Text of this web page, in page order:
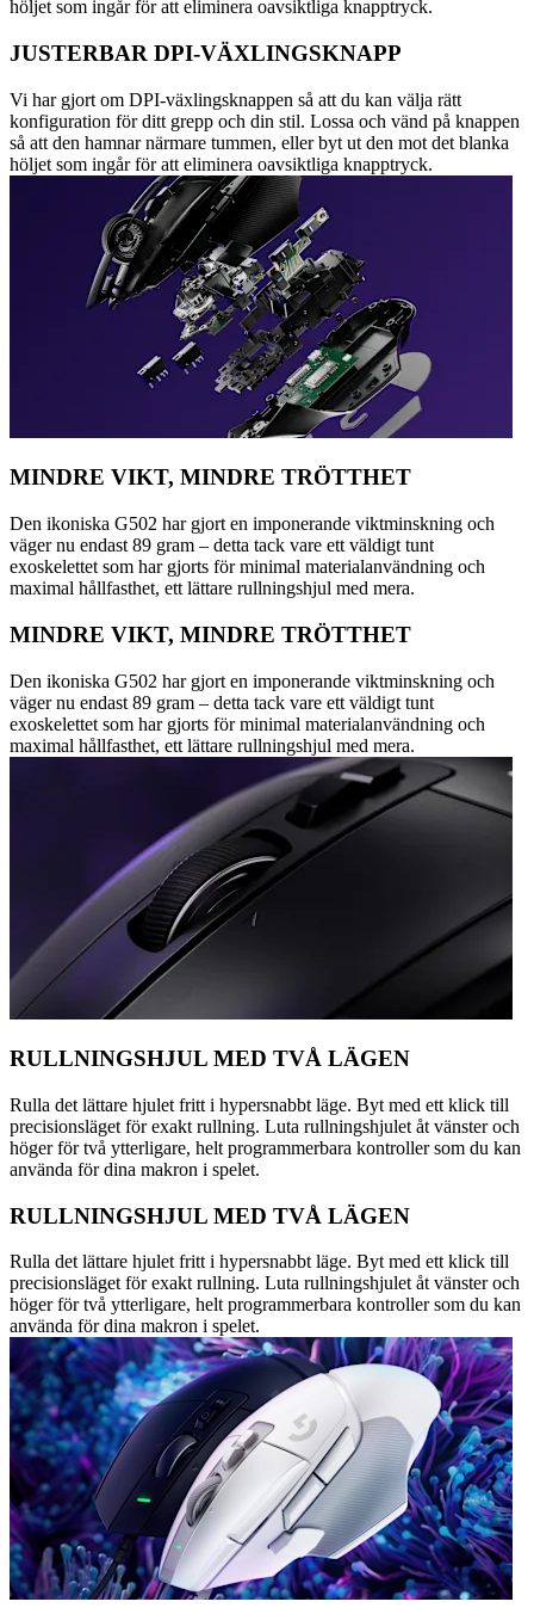
höljet som ingår för att eliminera oavsiktliga knapptryck.
JUSTERBAR DPI-VÄXLINGSKNAPP
Vi har gjort om DPI-växlingsknappen så att du kan välja rätt
konfiguration för ditt grepp och din stil. Lossa och vänd på knappen
så att den hamnar närmare tummen, eller byt ut den mot det blanka
höljet som ingår för att eliminera oavsiktliga knapptryck.
MINDRE VIKT, MINDRE TRÖTTHET
Den ikoniska G502 har gjort en imponerande viktminskning och
väger nu endast 89 gram – detta tack vare ett väldigt tunt
exoskelettet som har gjorts för minimal materialanvändning och
maximal hållfasthet, ett lättare rullningshjul med mera.
MINDRE VIKT, MINDRE TRÖTTHET
Den ikoniska G502 har gjort en imponerande viktminskning och
väger nu endast 89 gram – detta tack vare ett väldigt tunt
exoskelettet som har gjorts för minimal materialanvändning och
maximal hållfasthet, ett lättare rullningshjul med mera.
RULLNINGSHJUL MED TVÅ LÄGEN
Rulla det lättare hjulet fritt i hypersnabbt läge. Byt med ett klick till
precisionsläget för exakt rullning. Luta rullningshjulet åt vänster och
höger för två ytterligare, helt programmerbara kontroller som du kan
använda för dina makron i spelet.
RULLNINGSHJUL MED TVÅ LÄGEN
Rulla det lättare hjulet fritt i hypersnabbt läge. Byt med ett klick till
precisionsläget för exakt rullning. Luta rullningshjulet åt vänster och
höger för två ytterligare, helt programmerbara kontroller som du kan
använda för dina makron i spelet.